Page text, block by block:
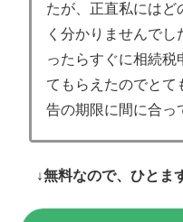
たが、正直私にはど
く分かりませんで
ったらすぐに相続税
てもらえたのでとて
告の期限に間に合っ
↓無料なので、ひとま